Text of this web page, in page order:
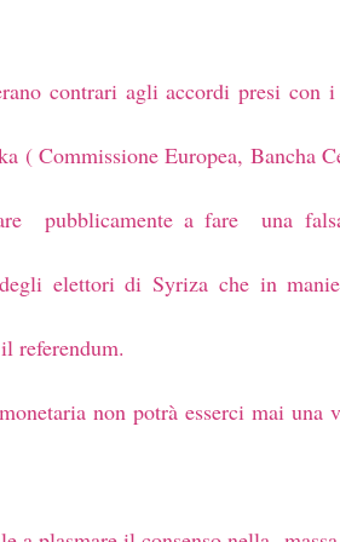
contrari agli accordi presi con
Commissione Europea, Bancha
pubblicamente a fare una
elettori di Syriza che in
referendum.
non potrà esserci mai una